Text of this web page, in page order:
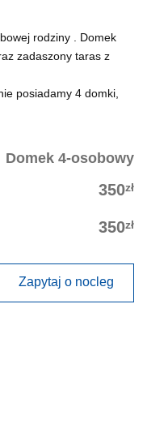
rodziny . Domek
zadaszony taras z
posiadamy 4 domki,
Domek 4-osobowy
350zł
350zł
Zapytaj o nocleg